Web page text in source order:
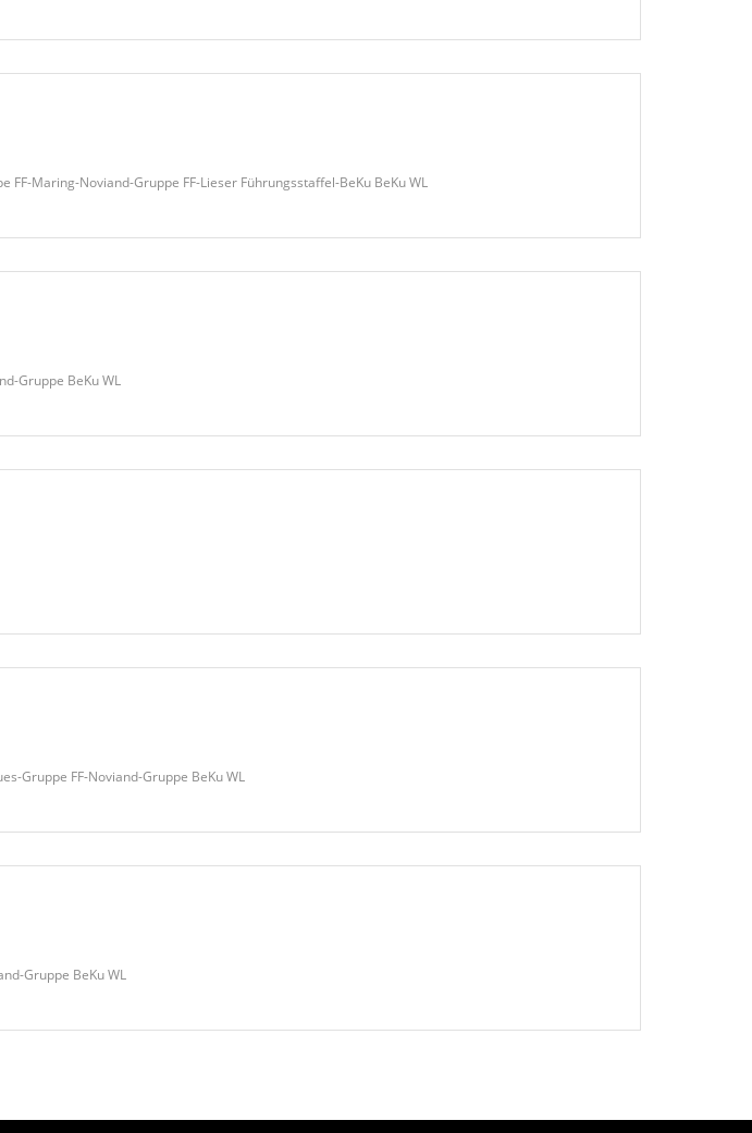
FF-Maring-Noviand-Gruppe FF-Lieser Führungsstaffel-BeKu BeKu WL
Gruppe BeKu WL
Gruppe FF-Noviand-Gruppe BeKu WL
Gruppe BeKu WL